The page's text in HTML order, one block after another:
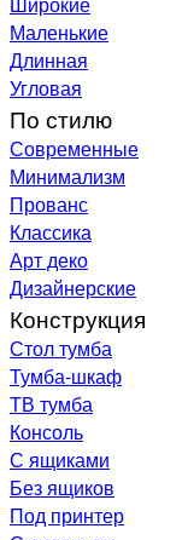
Маленькие
Длинная
Угловая
По стилю
Современные
Минимализм
Прованс
Классика
Арт деко
Дизайнерские
Конструкция
Стол тумба
Тумба-шкаф
ТВ тумба
Консоль
С ящиками
Без ящиков
Под принтер